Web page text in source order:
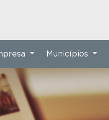
Municípios